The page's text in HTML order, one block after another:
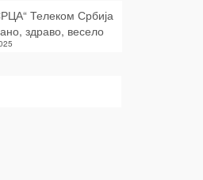
Телеком Србија
здраво, весело